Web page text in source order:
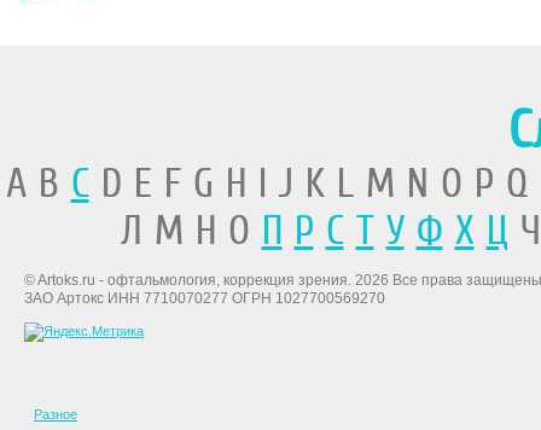
A B CD E F G H I J K L M N O P
Л М Н О П Р С Т У Ф Х Ц
© Artoks.ru - офтальмология, коррекция зрения. 2026 Все права
ЗАО Артокс ИНН 7710070277 ОГРН 1027700569270
Разное